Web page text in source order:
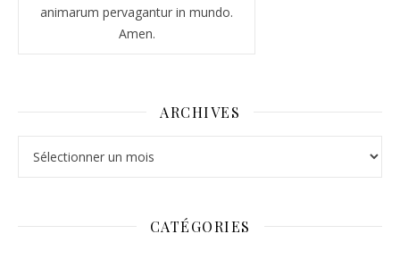
animarum pervagantur in mundo.
Amen.
ARCHIVES
CATÉGORIES